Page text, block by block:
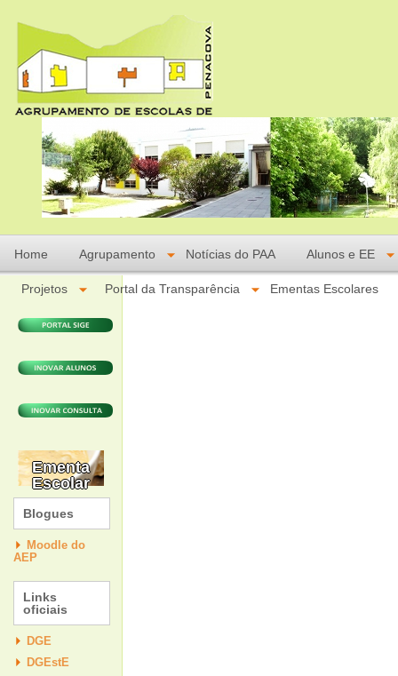
Home Agrupamento Notícias do PAA Alunos e EE
Projetos Portal da Transparência Ementas Escolares
Ementa
Escolar
Blogues
Moodle do
AEP
Links
oficiais
DGE
DGEstE